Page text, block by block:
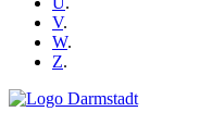
V.
W.
Z.